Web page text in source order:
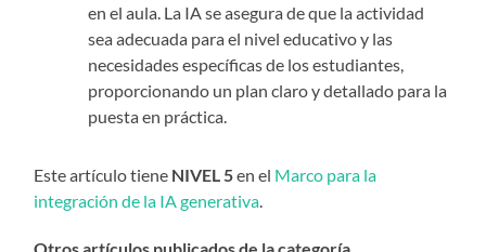
en el aula. La IA se asegura de que la actividad
sea adecuada para el nivel educativo y las
necesidades específicas de los estudiantes,
proporcionando un plan claro y detallado para la
puesta en práctica.
Este artículo tiene NIVEL 5en el Marco para la
integración de la IA generativa
Otros artículos publicados de la categoría